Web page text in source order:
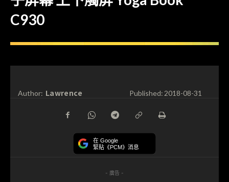
C930
Author: Lawrence Published:2018-08-31
在 Google
緊貼《PCM》消息
- 廣告 -